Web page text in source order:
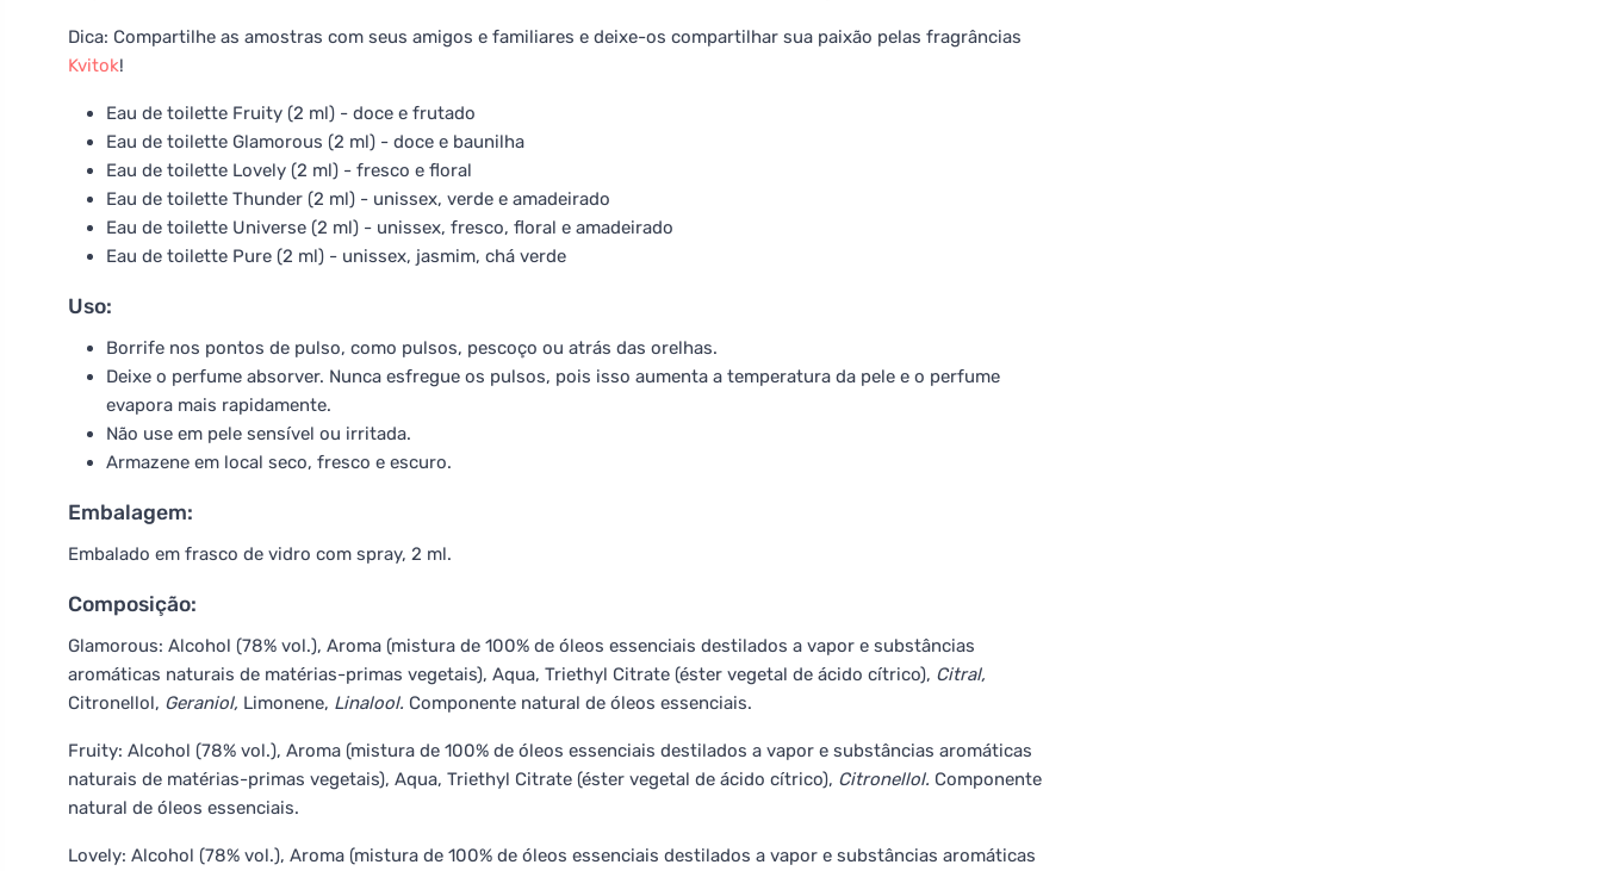
Dica: Compartilhe as amostras com seus amigos e familiares e deixe-os compartilhar sua paixão pelas fragrâncias
Kvitok!
Eau de toilette Fruity (2 ml) - doce e frutado
Eau de toilette Glamorous (2 ml) - doce e baunilha
Eau de toilette Lovely (2 ml) - fresco e floral
Eau de toilette Thunder (2 ml) - unissex, verde e amadeirado
Eau de toilette Universe (2 ml) - unissex, fresco, floral e amadeirado
Eau de toilette Pure (2 ml) - unissex, jasmim, chá verde
Uso:
Borrife nos pontos de pulso, como pulsos, pescoço ou atrás das orelhas.
Deixe o perfume absorver. Nunca esfregue os pulsos, pois isso aumenta a temperatura da pele e o perfume
evapora mais rapidamente.
Não use em pele sensível ou irritada.
Armazene em local seco, fresco e escuro.
Embalagem:
Embalado em frasco de vidro com spray, 2 ml.
Composição:
Glamorous: Alcohol (78% vol.), Aroma (mistura de 100% de óleos essenciais destilados a vapor e substâncias
aromáticas naturais de matérias-primas vegetais), Aqua, Triethyl Citrate (éster vegetal de ácido cítrico), Citral,
Citronellol, Geraniol, Limonene, Linalool. Componente natural de óleos essenciais.
Fruity: Alcohol (78% vol.), Aroma (mistura de 100% de óleos essenciais destilados a vapor e substâncias aromáticas
naturais de matérias-primas vegetais), Aqua, Triethyl Citrate (éster vegetal de ácido cítrico), Citronellol. Componente
natural de óleos essenciais.
Lovely: Alcohol (78% vol.), Aroma (mistura de 100% de óleos essenciais destilados a vapor e substâncias aromáticas